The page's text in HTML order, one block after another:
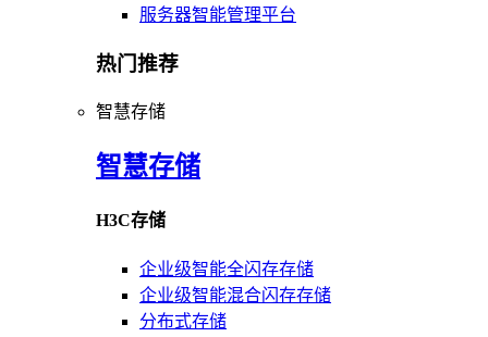
服务器智能管理平台
热门推荐
智慧存储
智慧存储
H3C存储
企业级智能全闪存存储
企业级智能混合闪存存储
分布式存储